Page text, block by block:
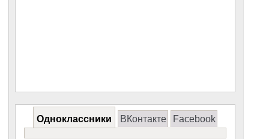
Одноклассники ВКонтакте Facebook